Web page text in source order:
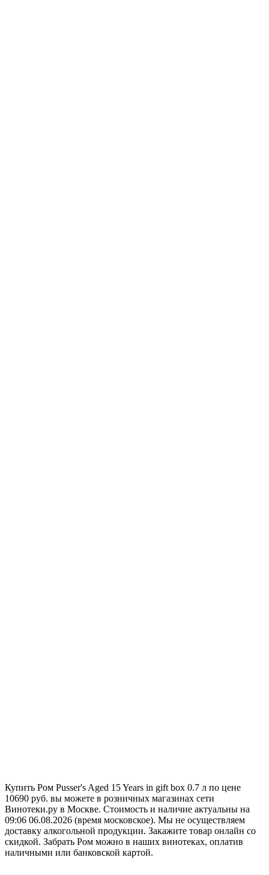
Купить Ром Pusser's Aged 15 Years in gift box 0.7 л по цене
10690 руб. вы можете в розничных магазинах сети
Винотеки.ру в Москве. Стоимость и наличие актуальны на
09:06 06.08.2026 (время московское). Мы не осуществляем
доставку алкогольной продукции. Закажите товар онлайн со
скидкой. Забрать Ром можно в наших винотеках, оплатив
наличными или банковской картой.